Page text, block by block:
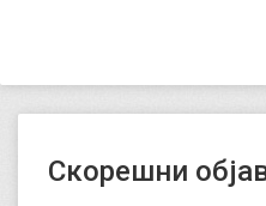
Скорешни